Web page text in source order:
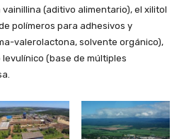
(aditivo alimentario), el xilitol
polímeros para adhesivos y
valerolactona, solvente orgánico),
(base de múltiples